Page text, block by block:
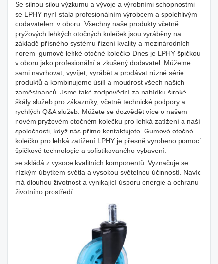
Se silnou silou výzkumu a vývoje a výrobními schopnostmi
se LPHY nyní stala profesionálním výrobcem a spolehlivým
dodavatelem v oboru. Všechny naše produkty včetně
pryžových lehkých otočných koleček jsou vyráběny na
základě přísného systému řízení kvality a mezinárodních
norem. gumové lehké otočné kolečko Dnes je LPHY špičkou
v oboru jako profesionální a zkušený dodavatel. Můžeme
sami navrhovat, vyvíjet, vyrábět a prodávat různé série
produktů a kombinujeme úsilí a moudrost všech našich
zaměstnanců. Jsme také zodpovědní za nabídku široké
škály služeb pro zákazníky, včetně technické podpory a
rychlých Q&A služeb. Můžete se dozvědět více o našem
novém pryžovém otočném kolečku pro lehká zatížení a naší
společnosti, když nás přímo kontaktujete. Gumové otočné
kolečko pro lehká zatížení LPHY je přesně vyrobeno pomocí
špičkové technologie a sofistikovaného vybavení.
se skládá z vysoce kvalitních komponentů. Vyznačuje se
nízkým úbytkem světla a vysokou světelnou účinností. Navíc
má dlouhou životnost a vynikající úsporu energie a ochranu
životního prostředí.